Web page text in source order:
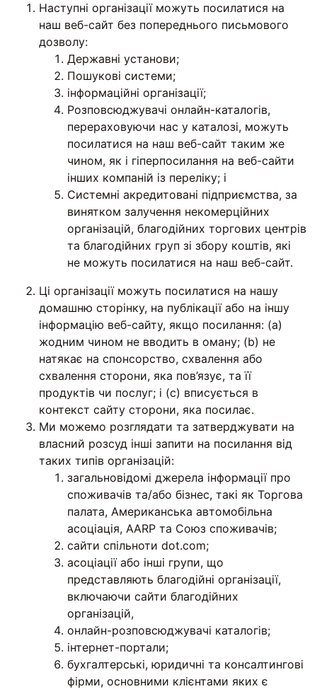
Наступні організації можуть посилатися на
наш веб-сайт без попереднього письмового
дозволу:
Державні установи;
Пошукові системи;
інформаційні організації;
Розповсюджувачі онлайн-каталогів,
перераховуючи нас у каталозі, можуть
посилатися на наш веб-сайт таким же
чином, як і гіперпосилання на веб-сайти
інших компаній із переліку; і
Системні акредитовані підприємства, за
винятком залучення некомерційних
організацій, благодійних торгових центрів
та благодійних груп зі збору коштів, які
не можуть посилатися на наш веб-сайт.
Ці організації можуть посилатися на нашу
домашню сторінку, на публікації або на іншу
інформацію веб-сайту, якщо посилання: (a)
жодним чином не вводить в оману; (b) не
натякає на спонсорство, схвалення або
схвалення сторони, яка пов’язує, та її
продуктів чи послуг; і (c) вписується в
контекст сайту сторони, яка посилає.
Ми можемо розглядати та затверджувати на
власний розсуд інші запити на посилання від
таких типів організацій:
загальновідомі джерела інформації про
споживачів та/або бізнес, такі як Торгова
палата, Американська автомобільна
асоціація, AARP та Союз споживачів;
сайти спільноти dot.com;
асоціації або інші групи, що
представляють благодійні організації,
включаючи сайти благодійних
організацій,
онлайн-розповсюджувачі каталогів;
інтернет-портали;
бухгалтерські, юридичні та консалтингові
фірми, основними клієнтами яких є